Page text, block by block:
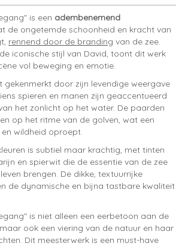
is een adembenemend
de ongetemde schoonheid en kracht van
rennend door de branding van de zee.
iconische stijl van David, toont dit werk
vol beweging en emotie.
gekenmerkt door zijn levendige weergave
spieren en manen zijn geaccentueerd
het zonlicht op het water. De paarden
op het ritme van de golven, wat een
wildheid oproept.
is subtiel maar krachtig, met tinten
en spierwit die de essentie van de zee
brengen. De dikke, textuurrijke
de dynamische en bijna tastbare kwaliteit
is niet alleen een eerbetoon aan de
ook een viering van de natuur en haar
Dit meesterwerk is een must-have